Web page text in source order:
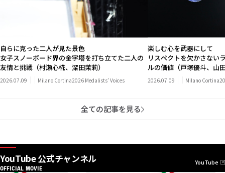
自らに克った二人が見た景色
女子スノーボード界の金字塔を打ち立てた二人の
友情と挑戦（村瀬心椛、深田茉莉）
2026.07.09 Milano Cortina2026 Medalists’ Voices
楽しむ心を武器にして
リスペクトを欠かさない
ルの価値（戸塚優斗、山
2026.07.09 Milano
全ての記事を見る
YouTube 公式チャンネル
OFFICIAL MOVIE
YouTube